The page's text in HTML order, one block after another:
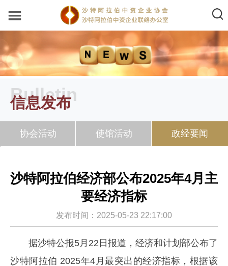
Bulletin
信息发布
协会活动 使馆活动 政经要闻
沙特阿拉伯经济部公布2025年4月主
要经济指标
发布时间：2025-05-23 22:17:00
据沙特公报5月22日报道，经济和计划部公布了
沙特阿拉伯 2025年4月最突出的经济指标，根据该